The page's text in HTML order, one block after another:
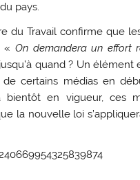
pays.
du Travail confirme que
« On demandera un effort
quand ? Un
de certains médias en
en vigueur, ces
la nouvelle loi